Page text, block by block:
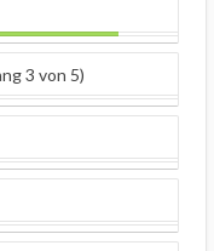
3 von 5)